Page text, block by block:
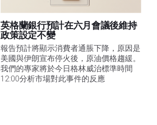
英格蘭銀行預計在六月會議後維持
政策設定不變
報告預計將顯示消費者通脹下降，原因是
美國與伊朗宣布停火後，原油價格趨緩。
我們的專家將於今日格林威治標準時間
12:00分析市場對此事件的反應